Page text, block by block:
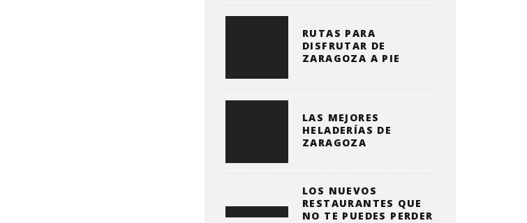
RUTAS PARA
DISFRUTAR DE
ZARAGOZA A PIE
LAS MEJORES
HELADERÍAS DE
ZARAGOZA
LOS NUEVOS
RESTAURANTES QUE
NO TE PUEDES PERDER